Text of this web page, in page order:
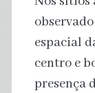
espacial
centro e
presença